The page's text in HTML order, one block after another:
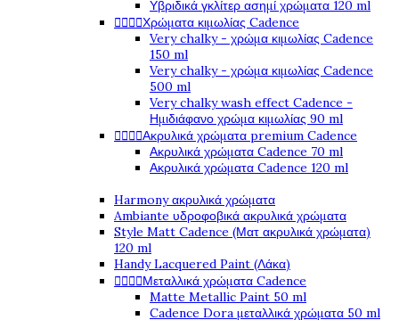
Υβριδικά γκλίτερ ασημί χρώματα 120 ml
Χρώματα κιμωλίας Cadence
Very chalky - χρώμα κιμωλίας Cadence
150 ml
Very chalky - χρώμα κιμωλίας Cadence
500 ml
Very chalky wash effect Cadence -
Ημιδιάφανο χρώμα κιμωλίας 90 ml
Ακρυλικά χρώματα premium Cadence
Ακρυλικά χρώματα Cadence 70 ml
Ακρυλικά χρώματα Cadence 120 ml
Harmony ακρυλικά χρώματα
Ambiante υδροφοβικά ακρυλικά χρώματα
Style Matt Cadence (Ματ ακρυλικά χρώματα)
120 ml
Handy Lacquered Paint (Λάκα)
Μεταλλικά χρώματα Cadence
Matte Metallic Paint 50 ml
Cadence Dora μεταλλικά χρώματα 50 ml